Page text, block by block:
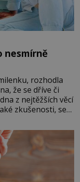
nesmírně
rozhodla
že se dříve či
z nejtěžších věcí
zkušenosti, se
pořídil milenku,